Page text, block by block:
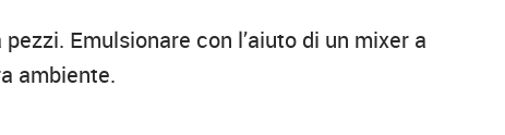
Emulsionare con l’aiuto di un mixer a
ambiente.